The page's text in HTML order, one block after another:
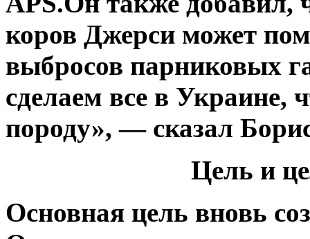
коров Джерси может
выбросов парниковых
сделаем все в Украине,
породу», — сказал
Цель и
Основная цель вновь